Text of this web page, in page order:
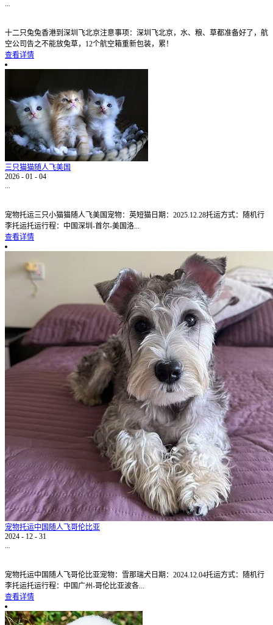
...
十二只兔兔香港到深圳飞北京注意事项：深圳飞北京，水、粮、草都准备好了，航
空公司告之不能放兔草，12个航空箱重新包装，累！
查看详情
三只猫猫随人飞美国
2026 - 01 - 04
...
宠物托运三只小猫猫随人飞美国宠物：英短猫日期：2025.12.28托运方式：随机行
李托运托运行程：中国深圳-首尔-美国洛...
查看详情
宠物托运中国随人飞哥伦比亚
2024 - 12 - 31
...
宠物托运中国随人飞哥伦比亚宠物：雪那瑞犬日期：2024.12.04托运方式：随机行
李托运托运行程：中国广州-哥伦比亚波各...
查看详情